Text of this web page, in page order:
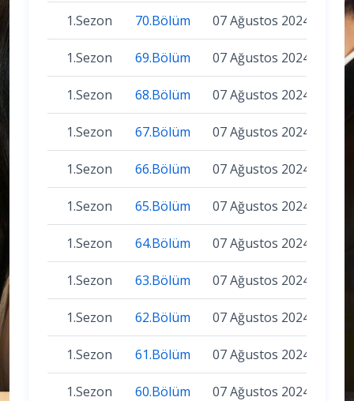
1.Sezon 70.Bölüm 07 Ağustos 2024
1.Sezon 69.Bölüm 07 Ağustos 2024
1.Sezon 68.Bölüm 07 Ağustos 2024
1.Sezon 67.Bölüm 07 Ağustos 2024
1.Sezon 66.Bölüm 07 Ağustos 2024
1.Sezon 65.Bölüm 07 Ağustos 2024
1.Sezon 64.Bölüm 07 Ağustos 2024
1.Sezon 63.Bölüm 07 Ağustos 2024
1.Sezon 62.Bölüm 07 Ağustos 2024
1.Sezon 61.Bölüm 07 Ağustos 2024
1.Sezon 60.Bölüm 07 Ağustos 2024